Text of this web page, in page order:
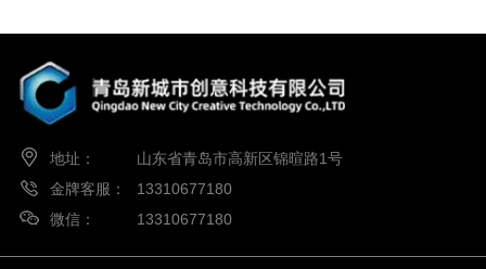
地址：
山东省青岛市高新区锦暄路1号
金牌客服：
13310677180
微信：
13310677180